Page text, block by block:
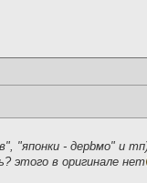
"японки - дерbмо" и
этого в оригинале нет